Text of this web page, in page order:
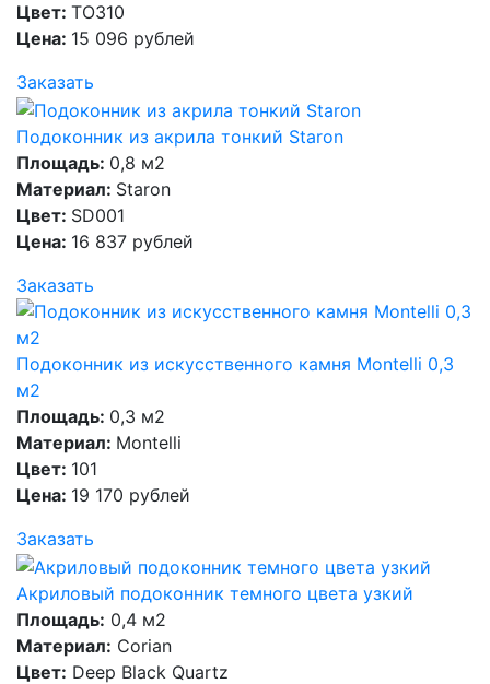
Цвет: TO310
Цена: 15 096 рублей
Заказать
Подоконник из акрила тонкий Staron
Площадь: 0,8 м2
Материал: Staron
Цвет: SD001
Цена: 16 837 рублей
Заказать
Подоконник из искусственного камня Montelli 0,3
м2
Площадь: 0,3 м2
Материал: Montelli
Цвет: 101
Цена: 19 170 рублей
Заказать
Акриловый подоконник темного цвета узкий
Площадь: 0,4 м2
Материал: Corian
Цвет: Deep Black Quartz